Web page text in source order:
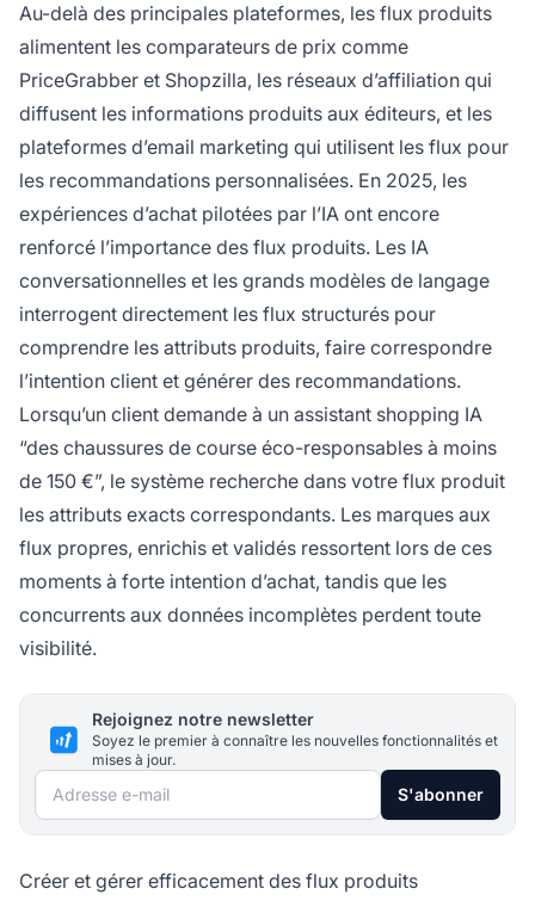
Au-delà des principales plateformes, les flux produits
alimentent les comparateurs de prix comme
PriceGrabber et Shopzilla, les réseaux d’affiliation qui
diffusent les informations produits aux éditeurs, et les
plateformes d’email marketing qui utilisent les flux pour
les recommandations personnalisées. En 2025, les
expériences d’achat pilotées par l’IA ont encore
renforcé l’importance des flux produits. Les IA
conversationnelles et les grands modèles de langage
interrogent directement les flux structurés pour
comprendre les attributs produits, faire correspondre
l’intention client et générer des recommandations.
Lorsqu’un client demande à un assistant shopping IA
“des chaussures de course éco-responsables à moins
de 150 €”, le système recherche dans votre flux produit
les attributs exacts correspondants. Les marques aux
flux propres, enrichis et validés ressortent lors de ces
moments à forte intention d’achat, tandis que les
concurrents aux données incomplètes perdent toute
visibilité.
Rejoignez notre newsletter
Soyez le premier à connaître les nouvelles fonctionnalités et
mises à jour.
Adresse e-mail S'abonner
Créer et gérer efficacement des flux produits